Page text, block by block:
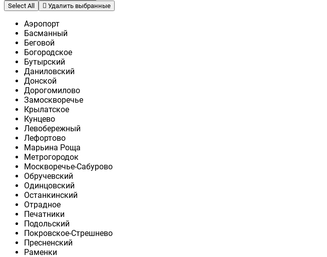
Select All Удалить выбранные
Аэропорт
Басманный
Беговой
Богородское
Бутырский
Даниловский
Донской
Дорогомилово
Замоскворечье
Крылатское
Кунцево
Левобережный
Лефортово
Марьина Роща
Метрогородок
Москворечье-Сабурово
Обручевский
Одинцовский
Останкинский
Отрадное
Печатники
Подольский
Покровское-Стрешнево
Пресненский
Раменки